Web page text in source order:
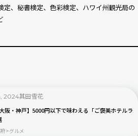
定、秘書検定、色彩検定、ハワイ州観光局の
2024其田雪花
大阪・神戸】5000円以下で味わえる「ご褒美ホテルラ
グルメ